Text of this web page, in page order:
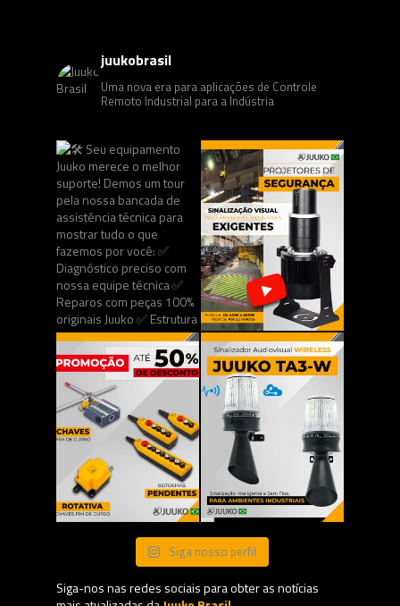
juukobrasil
Uma nova era para aplicações de Controle
Remoto Industrial para a Indústria
Siga nosso perfil
Siga-nos nas redes sociais para obter as notícias